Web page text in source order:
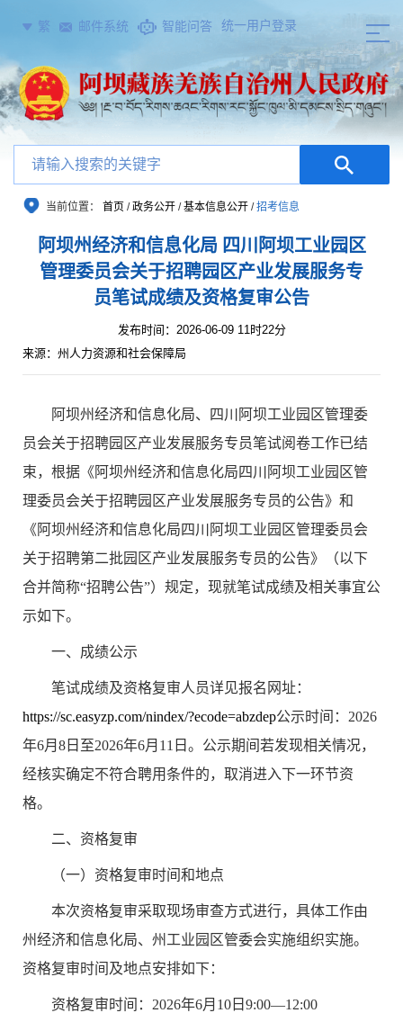
繁 邮件系统 智能问答 统一用户登录
当前位置： 首页 /政务公开 /基本信息公开 /招考信息
阿坝州经济和信息化局 四川阿坝工业园区
管理委员会关于招聘园区产业发展服务专
员笔试成绩及资格复审公告
发布时间：2026-06-09 11时22分
来源：州人力资源和社会保障局
阿坝州经济和信息化局、四川阿坝工业园区管理委
员会关于招聘园区产业发展服务专员笔试阅卷工作已结
束， 根据《阿坝州经济和信息化局四川阿坝工业园区管
理委员会关于招聘园区产业发展服务专员的公告》和
《阿坝州经济和信息化局四川阿坝工业园区管理委员会
关于招聘第二批园区产业发展服务专员的公告》（以下
合并简称“招聘公告”） 规定，现就笔试成绩及相关事宜公
示如下。
一、 成绩公示
笔试成绩及资格复审人员详见报名网址：
https://sc.easyzp.com/nindex/?ecode=abzdep公示时间： 2026
年6月 8 日至2026年6月 11 日 。公示期间若发现相关情况，
经核实确定不符合聘用条件的，取消进入下一环节资
格。
二、 资格复审
（一）资格复审时间和地点
本次资格复审采取现场审查方式进行， 具体工作由
州经济和信息化局、州工业园区管委会实施组织实施。
资格复审时间及地点安排如下：
资格复审时间： 2026年6月 10 日 9:00—12:00